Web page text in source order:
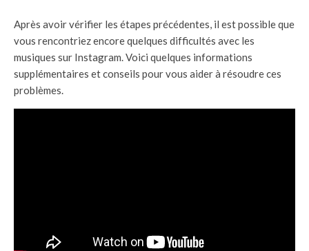
Après avoir vérifier les étapes précédentes, il est possible que
vous rencontriez encore quelques difficultés avec les
musiques sur Instagram. Voici quelques informations
supplémentaires et conseils pour vous aider à résoudre ces
problèmes.